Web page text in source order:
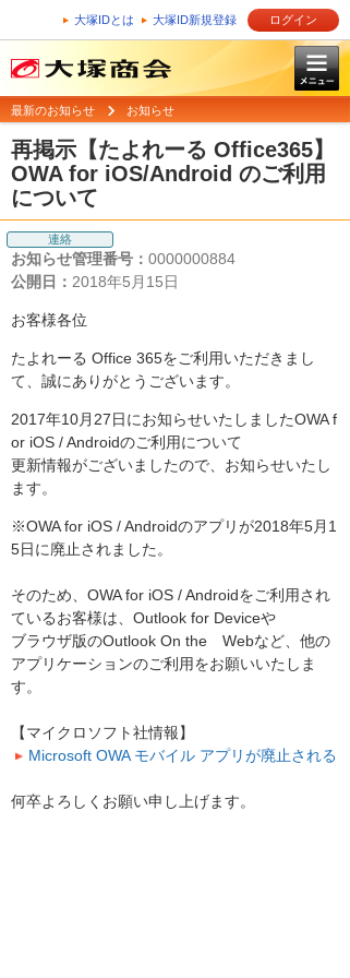
大塚IDとは 大塚ID新規登録 ログイン
最新のお知らせ お知らせ
再掲示【たよれーる Office365】
OWA for iOS/Android のご利用
について
連絡
お知らせ管理番号： 0000000884
公開日： 2018年5月15日
お客様各位
たよれーる Office 365をご利用いただきまし
て、誠にありがとうございます。
2017年10月27日にお知らせいたしましたOWA f
or iOS / Androidのご利用について
更新情報がございましたので、お知らせいたし
ます。
※OWA for iOS / Androidのアプリが2018年5月1
5日に廃止されました。
そのため、OWA for iOS / Androidをご利用され
ているお客様は、Outlook for Deviceや
ブラウザ版のOutlook On the Webなど、他の
アプリケーションのご利用をお願いいたしま
す。
【マイクロソフト社情報】
Microsoft OWA モバイル アプリが廃止される
何卒よろしくお願い申し上げます。